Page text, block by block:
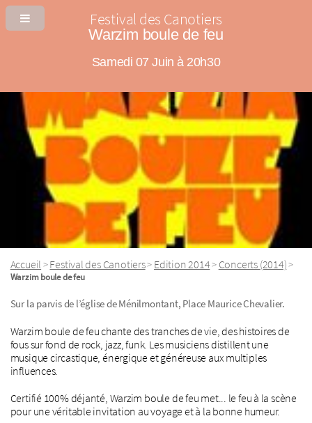
Festival des Canotiers
Warzim boule de feu
Samedi 07 Juin à 20h30
Accueil >Festival des Canotiers> Edition 2014> Concerts (2014)>
Warzim boule de feu
Sur la parvis de l’église de Ménilmontant, Place Maurice Chevalier.
Warzim boule de feu chante des tranches de vie, des histoires de
fous sur fond de rock, jazz, funk. Les musiciens distillent une
musique circastique, énergique et généreuse aux multiples
influences.
Certifié 100% déjanté, Warzim boule de feu met... le feu à la scène
pour une véritable invitation au voyage et à la bonne humeur.